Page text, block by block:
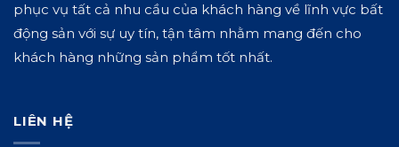
phục vụ tất cả nhu cầu của khách hàng về lĩnh vực bất
động sản với sự uy tín, tận tâm nhằm mang đến cho
khách hàng những sản phẩm tốt nhất.
LIÊN HỆ